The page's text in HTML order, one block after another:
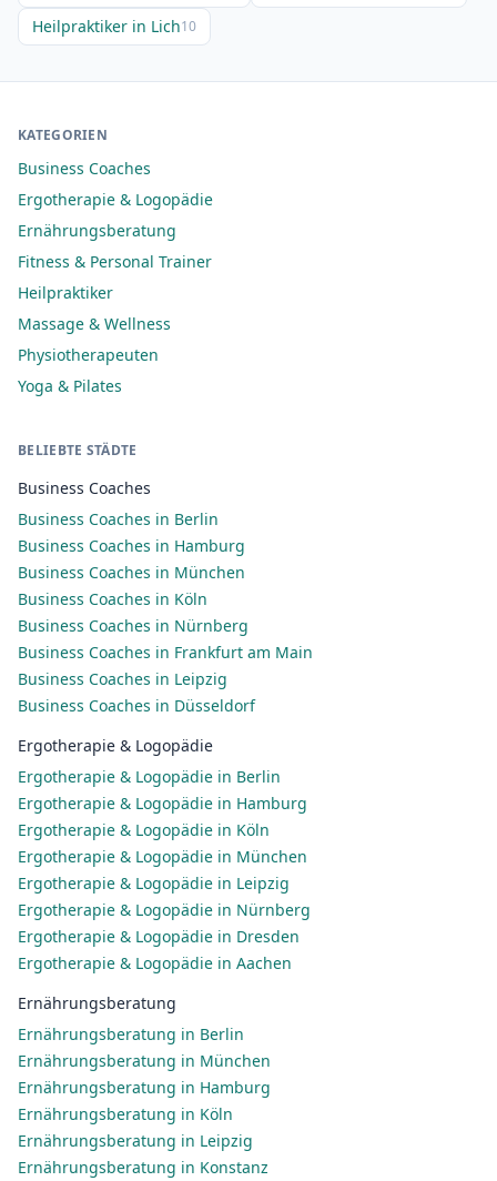
Heilpraktiker in Lich10
KATEGORIEN
Business Coaches
Ergotherapie & Logopädie
Ernährungsberatung
Fitness & Personal Trainer
Heilpraktiker
Massage & Wellness
Physiotherapeuten
Yoga & Pilates
BELIEBTE STÄDTE
Business Coaches
Business Coaches in Berlin
Business Coaches in Hamburg
Business Coaches in München
Business Coaches in Köln
Business Coaches in Nürnberg
Business Coaches in Frankfurt am Main
Business Coaches in Leipzig
Business Coaches in Düsseldorf
Ergotherapie & Logopädie
Ergotherapie & Logopädie in Berlin
Ergotherapie & Logopädie in Hamburg
Ergotherapie & Logopädie in Köln
Ergotherapie & Logopädie in München
Ergotherapie & Logopädie in Leipzig
Ergotherapie & Logopädie in Nürnberg
Ergotherapie & Logopädie in Dresden
Ergotherapie & Logopädie in Aachen
Ernährungsberatung
Ernährungsberatung in Berlin
Ernährungsberatung in München
Ernährungsberatung in Hamburg
Ernährungsberatung in Köln
Ernährungsberatung in Leipzig
Ernährungsberatung in Konstanz